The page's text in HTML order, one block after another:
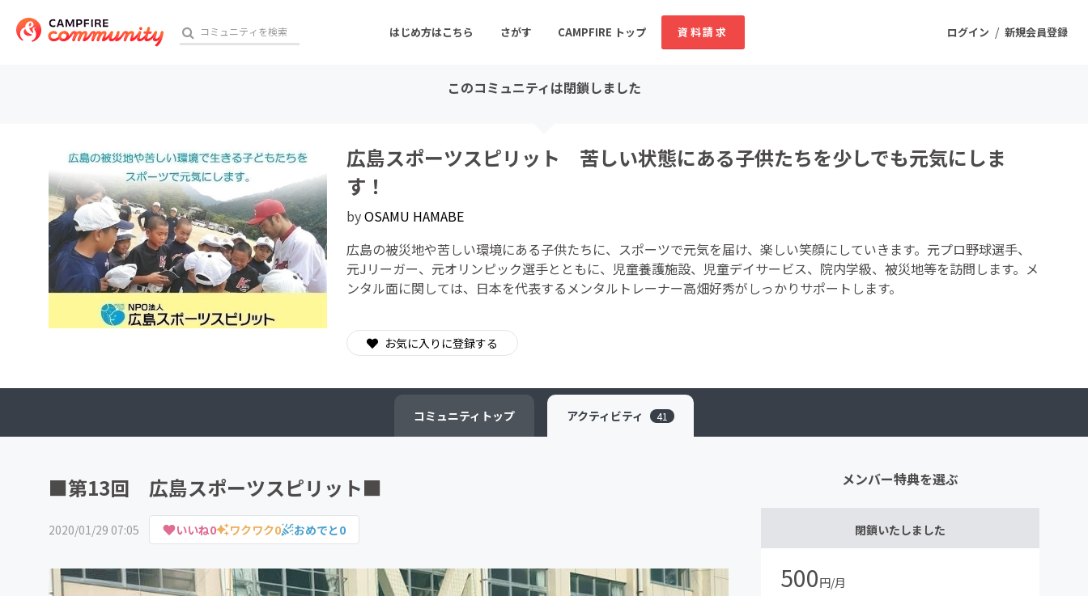
ログイン / 新規会員登録
はじめ方はこちら さがす CAMPFIRE トップ 資料請求
アート・写真
テクノロジー・ガジェット
映像・映画
書籍・雑誌出版 アニメ・漫画
スポーツ
ビジネス・起業
ソーシャルグッド ビューティー・ヘルスケア
まちづくり・地域活性化
チャレンジ
CAMPFIRE for Social Good CAMPFIRE Creation
このコミュニティは閉鎖しました
広島スポーツスピリット 苦しい状態にある子供たちを少しでも元気にしま
す！
byOSAMU HAMABE
広島の被災地や苦しい環境にある子供たちに、スポーツで元気を届け、楽しい笑顔にしていきます。元プロ野球選手、
元Jリーガー、元オリンピック選手とともに、児童養護施設、児童デイサービス、院内学級、被災地等を訪問します。メ
ンタル面に関しては、日本を代表するメンタルトレーナー高畑好秀がしっかりサポートします。
お気に入りに登録する
コミュニティ トップ アクティビティ 41
■第13回 広島スポーツスピリット■
2020/01/29 07:05 いいね0 ワクワク0 おめでと0
メンバー特典を選ぶ
閉鎖いたしました
500円/月